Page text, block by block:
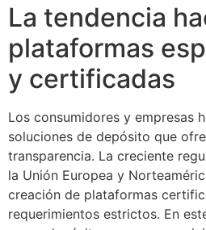
La tendencia
plataformas
y certificadas
Los consumidores y empresas
soluciones de depósito que
transparencia. La creciente
la Unión Europea y
creación de plataformas
requerimientos estrictos. En